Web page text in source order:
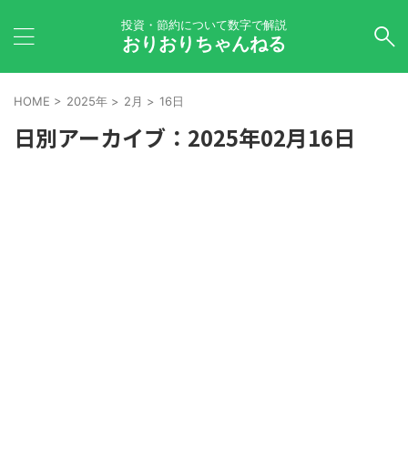
投資・節約について数字で解説
おりおりちゃんねる
HOME > 2025年 > 2月 > 16日
日別アーカイブ：2025年02月16日